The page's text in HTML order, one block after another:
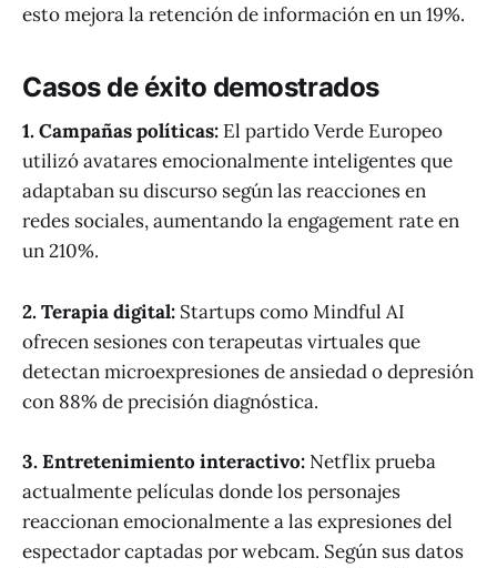
esto mejora la retención de información en un 19%.
Casos de éxito demostrados
1. Campañas políticas: El partido Verde Europeo
utilizó avatares emocionalmente inteligentes que
adaptaban su discurso según las reacciones en
redes sociales, aumentando la engagement rate en
un 210%.
2. Terapia digital: Startups como Mindful AI
ofrecen sesiones con terapeutas virtuales que
detectan microexpresiones de ansiedad o depresión
con 88% de precisión diagnóstica.
3. Entretenimiento interactivo: Netflix prueba
actualmente películas donde los personajes
reaccionan emocionalmente a las expresiones del
espectador captadas por webcam. Según sus datos